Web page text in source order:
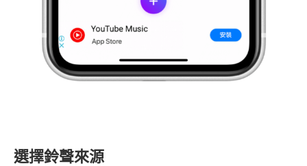
選擇鈴聲來源